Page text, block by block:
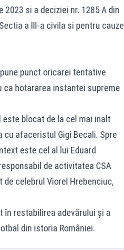
si a deciziei nr. 1285 A din
a III-a civila si pentru cauze
punct oricarei tentative
ca hotararea instantei supreme
blocat de la cel mai inalt
afaceristul Gigi Becali. Spre
este cel al lui Eduard
de activitatea CSA
celebrul Viorel Hrebenciuc,
în restabilirea adevărului și a
din istoria României.